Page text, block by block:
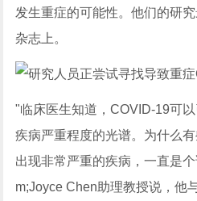
发生重症的可能性。他们的研
杂志上。
"临床医生知道，COVID-19可
疾病严重程度的光谱。为什么
出现非常严重的疾病，一直是
m;Joyce Chen助理教授说，他